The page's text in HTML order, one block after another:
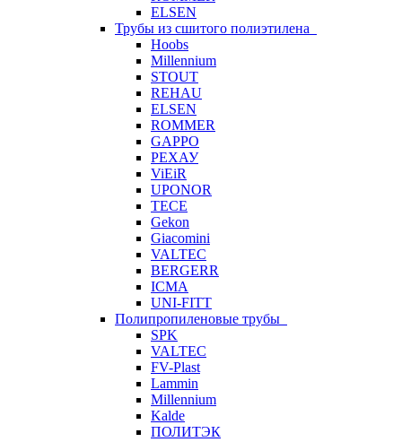
ELSEN
Трубы из сшитого полиэтилена
Hoobs
Millennium
STOUT
REHAU
ELSEN
ROMMER
GAPPO
РЕХАУ
ViEiR
UPONOR
TECE
Gekon
Giacomini
VALTEC
BERGERR
ICMA
UNI-FITT
Полипропиленовые трубы
SPK
VALTEC
FV-Plast
Lammin
Millennium
Kalde
ПОЛИТЭК